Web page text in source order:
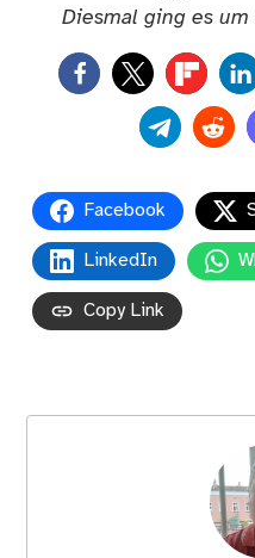
Missi. Diesmal ging
Facebook
LinkedIn
Copy Link